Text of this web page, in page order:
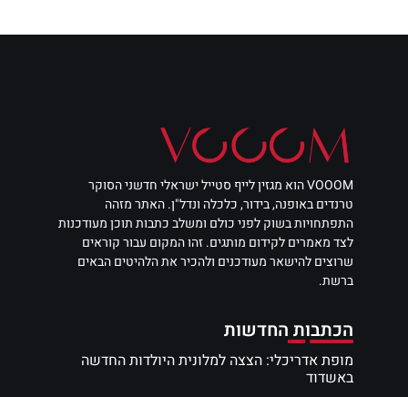
VOOOM הוא מגזין לייף סטייל ישראלי חדשני הסוקר
טרנדים באופנה, בידור, כלכלה ונדל"ן. האתר מזהה
התפתחויות בשוק לפני כולם ומשלב כתבות תוכן מעודכנות
לצד מאמרים לקידום מותגים. זהו המקום עבור קוראים
שרוצים להישאר מעודכנים ולהכיר את הלהיטים הבאים
ברשת.
הכתבות החדשות
מופת אדריכלי: הצצה למלונית היולדות החדשה
באשדוד